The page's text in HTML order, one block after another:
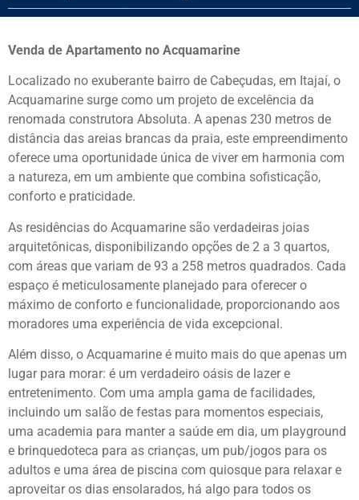
Venda de Apartamento no Acquamarine
Localizado no exuberante bairro de Cabeçudas, em Itajaí, o
Acquamarine surge como um projeto de excelência da
renomada construtora Absoluta. A apenas 230 metros de
distância das areias brancas da praia, este empreendimento
oferece uma oportunidade única de viver em harmonia com
a natureza, em um ambiente que combina sofisticação,
conforto e praticidade.
As residências do Acquamarine são verdadeiras joias
arquitetônicas, disponibilizando opções de 2 a 3 quartos,
com áreas que variam de 93 a 258 metros quadrados. Cada
espaço é meticulosamente planejado para oferecer o
máximo de conforto e funcionalidade, proporcionando aos
moradores uma experiência de vida excepcional.
Além disso, o Acquamarine é muito mais do que apenas um
lugar para morar: é um verdadeiro oásis de lazer e
entretenimento. Com uma ampla gama de facilidades,
incluindo um salão de festas para momentos especiais,
uma academia para manter a saúde em dia, um playground
e brinquedoteca para as crianças, um pub/jogos para os
adultos e uma área de piscina com quiosque para relaxar e
aproveitar os dias ensolarados, há algo para todos os